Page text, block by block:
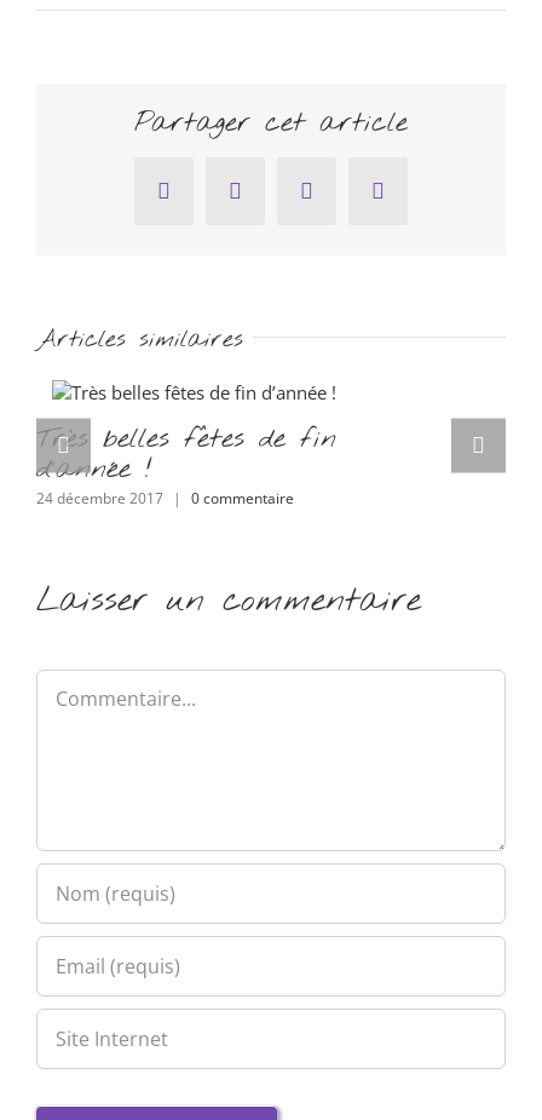
Partager cet article
FacebookTwitter PinterestEmail
Articles similaires
Très belles fêtes de fin
d’année !
24 décembre 2017 | 0 commentaire
Laisser un commentaire
Commentaire